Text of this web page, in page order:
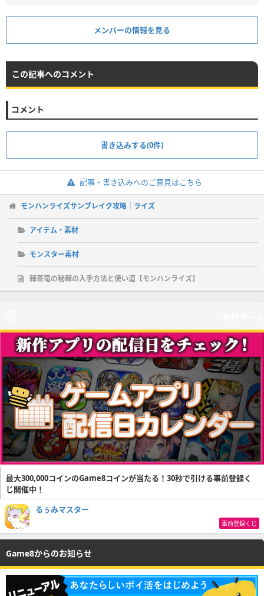
メンバーの情報を見る
この記事へのコメント
コメント
書き込みする(0件)
記事・書き込みへのご意見はこちら
モンハンライズサンブレイク攻略｜ライズ
アイテム・素材
モンスター素材
棘茶竜の秘棘の入手方法と使い道【モンハンライズ】
最大300,000コインのGame8コインが当たる！30秒で引ける事前登録く
じ開催中！
るぅみマスター
事前登録くじ
Game8からのお知らせ